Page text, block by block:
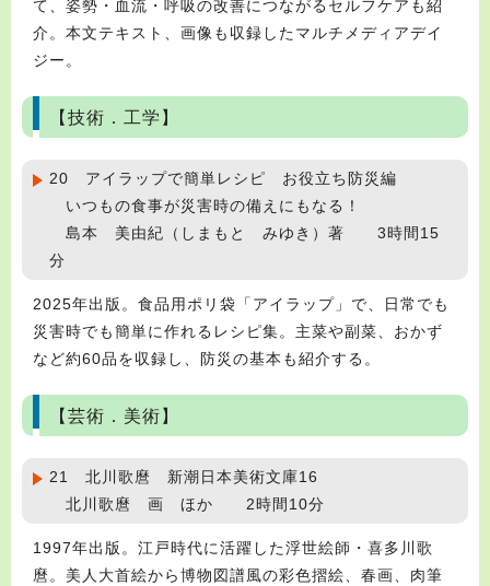
て、姿勢・血流・呼吸の改善につながるセルフケアも紹
介。本文テキスト、画像も収録したマルチメディアデイ
ジー。
【技術．工学】
20 アイラップで簡単レシピ お役立ち防災編
いつもの食事が災害時の備えにもなる！
島本 美由紀（しまもと みゆき）著 3時間15
分
2025年出版。食品用ポリ袋「アイラップ」で、日常でも
災害時でも簡単に作れるレシピ集。主菜や副菜、おかず
など約60品を収録し、防災の基本も紹介する。
【芸術．美術】
21 北川歌麿 新潮日本美術文庫16
北川歌麿 画 ほか 2時間10分
1997年出版。江戸時代に活躍した浮世絵師・喜多川歌
麿。美人大首絵から博物図譜風の彩色摺絵、春画、肉筆